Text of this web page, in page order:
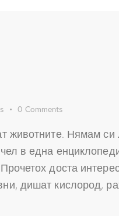
0 Comments
животните. Нямам
в една
доста
дишат кислород,